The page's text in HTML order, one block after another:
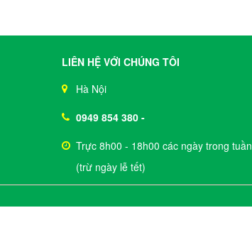
LIÊN HỆ VỚI CHÚNG TÔI
Hà Nội
0949 854 380 -
Trực 8h00 - 18h00 các ngày trong tuần
(trừ ngày lễ tết)